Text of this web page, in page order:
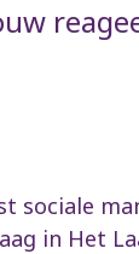
sociale
in Het